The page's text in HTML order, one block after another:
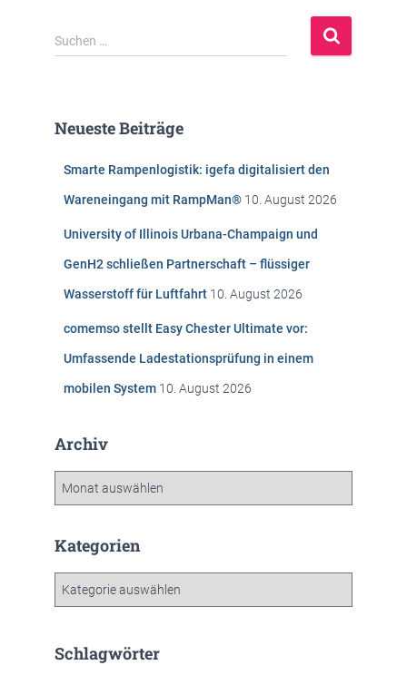
S
u
n
Suchen …
Neueste Beiträge
Smarte Rampenlogistik: igefa digitalisiert den
Wareneingang mit RampMan® 10. August 2026
University of Illinois Urbana-Champaign und
GenH2 schließen Partnerschaft – flüssiger
Wasserstoff für Luftfahrt 10. August 2026
comemso stellt Easy Chester Ultimate vor:
Umfassende Ladestationsprüfung in einem
mobilen System 10. August 2026
Archiv
h
Kategorien
g
Schlagwörter